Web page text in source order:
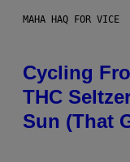
MAHA HAQ FOR VICE
Cycling
THC
Sun (That